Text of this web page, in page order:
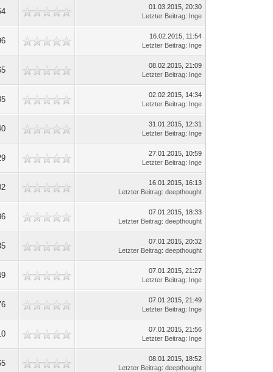
01.03.2015, 20:30
Letzter Beitrag: Inge
16.02.2015, 11:54
Letzter Beitrag: Inge
08.02.2015, 21:09
Letzter Beitrag: Inge
02.02.2015, 14:34
Letzter Beitrag: Inge
31.01.2015, 12:31
Letzter Beitrag: Inge
27.01.2015, 10:59
Letzter Beitrag: Inge
16.01.2015, 16:13
Letzter Beitrag:deepthought
07.01.2015, 18:33
Letzter Beitrag:deepthought
07.01.2015, 20:32
Letzter Beitrag:deepthought
07.01.2015, 21:27
Letzter Beitrag: Inge
07.01.2015, 21:49
Letzter Beitrag: Inge
07.01.2015, 21:56
Letzter Beitrag: Inge
08.01.2015, 18:52
Letzter Beitrag:deepthought